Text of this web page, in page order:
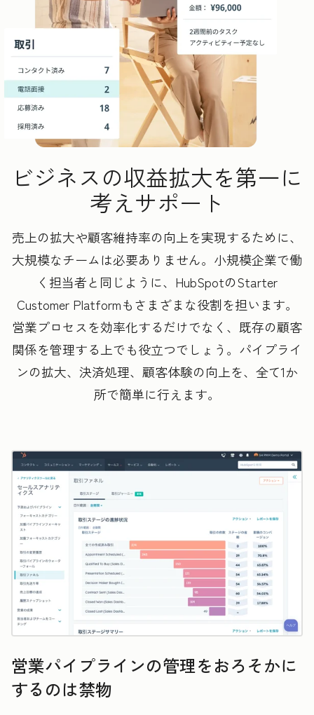
ビジネスの収益拡大を第一に
考えサポート
売上の拡大や顧客維持率の向上を実現するために、
大規模なチームは必要ありません。小規模企業で働
く担当者と同じように、HubSpotのStarter
Customer Platformもさまざまな役割を担います。
営業プロセスを効率化するだけでなく、既存の顧客
関係を管理する上でも役立つでしょう。パイプライ
ンの拡大、決済処理、顧客体験の向上を、全て1か
所で簡単に行えます。
営業パイプラインの管理をおろそかに
するのは禁物